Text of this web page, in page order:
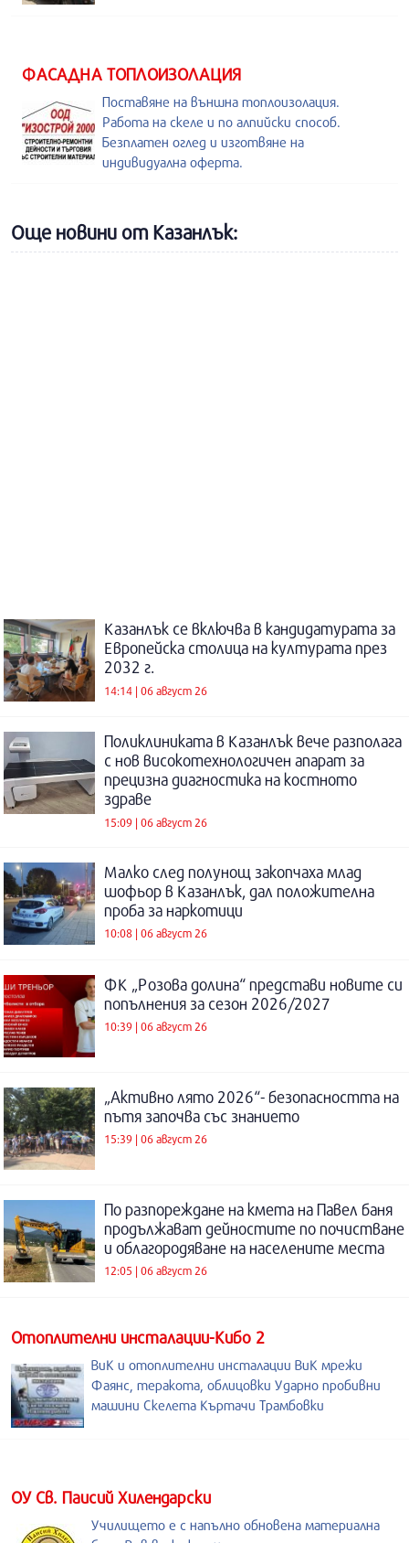
ФАСАДНА ТОПЛОИЗОЛАЦИЯ
Поставяне на външна топлоизолация.
Работа на скеле и по алпийски способ.
Безплатен оглед и изготвяне на
индивидуална оферта.
Още новини от Казанлък:
Казанлък се включва в кандидатурата за
Европейска столица на културата през
2032 г.
14:14 | 06 август 26
Поликлиниката в Казанлък вече разполага
с нов високотехнологичен апарат за
прецизна диагностика на костното
здраве
15:09 | 06 август 26
Малко след полунощ закопчаха млад
шофьор в Казанлък, дал положителна
проба за наркотици
10:08 | 06 август 26
ФК „Розова долина“ представи новите си
попълнения за сезон 2026/2027
10:39 | 06 август 26
„Активно лято 2026“- безопасността на
пътя започва със знанието
15:39 | 06 август 26
По разпореждане на кмета на Павел баня
продължават дейностите по почистване
и облагородяване на населените места
12:05 | 06 август 26
Отоплителни инсталации-Кибо 2
ВиК и отоплителни инсталации ВиК мрежи
Фаянс, теракота, облицовки Ударно пробивни
машини Скелета Къртачи Трамбовки
ОУ Св. Паисий Хилендарски
Училището е с напълно обновена материална